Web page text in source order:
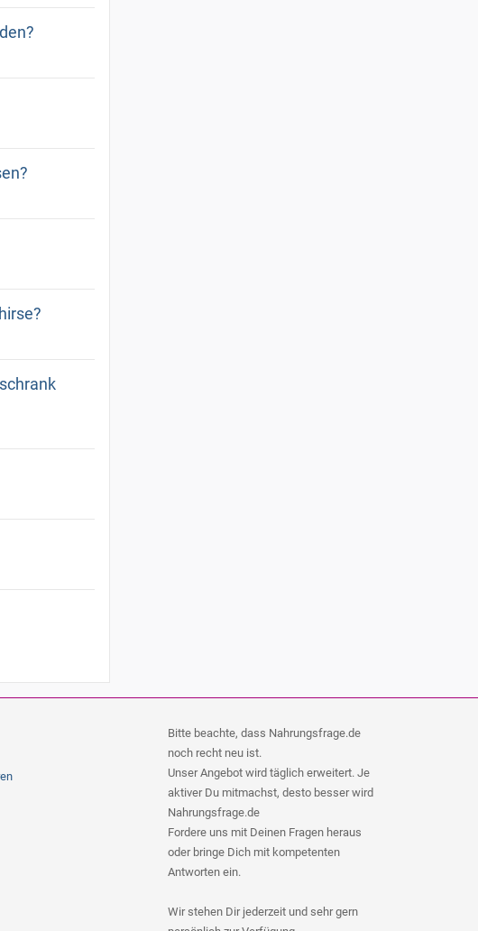
Bitte beachte, dass Nahrungsfrage.de
noch recht neu ist.
Unser Angebot wird täglich erweitert. Je
aktiver Du mitmachst, desto besser wird
Nahrungsfrage.de
Fordere uns mit Deinen Fragen heraus
oder bringe Dich mit kompetenten
Antworten ein.
Wir stehen Dir jederzeit und sehr gern